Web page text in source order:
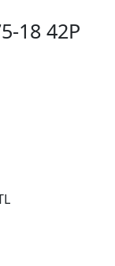
18 42P